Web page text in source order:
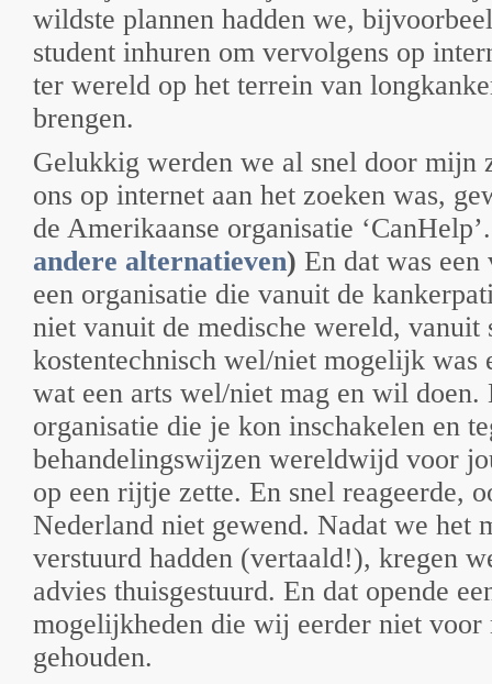
wildste plannen hadden we,
student inhuren om vervolgens op
ter wereld op het terrein van
brengen.
Gelukkig werden we al snel door mijn
ons op internet aan het zoeken was,
de Amerikaanse organisatie
andere alternatieven) En dat was
een organisatie die vanuit de
niet vanuit de medische wereld, vanuit
kostentechnisch wel/niet mogelijk was
wat een arts wel/niet mag en wil
organisatie die je kon inschakelen en
behandelingswijzen wereldwijd voor
op een rijtje zette. En snel reageerde,
Nederland niet gewend. Nadat we het
verstuurd hadden (vertaald!), kregen
advies thuisgestuurd. En dat opende
mogelijkheden die wij eerder niet voor
gehouden.